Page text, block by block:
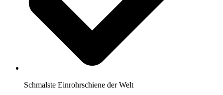
Schmalste Einrohrschiene der Welt